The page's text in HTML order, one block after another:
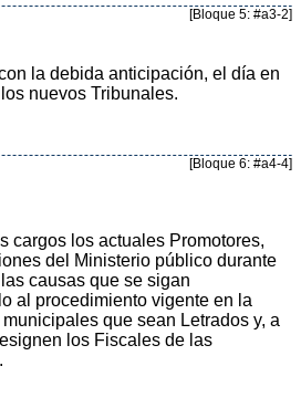
[Bloque 5: #a3-2]
la debida anticipación, el día en
nuevos Tribunales.
[Bloque 6: #a4-4]
cargos los actuales Promotores,
del Ministerio público durante
causas que se sigan
al procedimiento vigente en la
que sean Letrados y, a
los Fiscales de las